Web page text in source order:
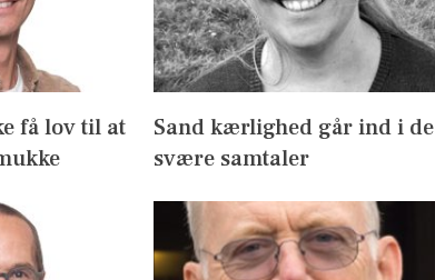
få lov til at
Sand kærlighed går ind i de
svære samtaler